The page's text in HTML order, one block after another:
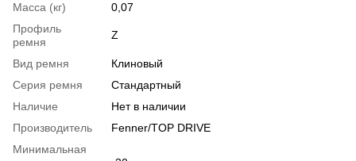
Масса (кг)
0,07
Профиль
ремня
Z
Вид ремня
Клиновый
Серия ремня
Стандартный
Наличие
Нет в наличии
Производитель
Fenner/TOP DRIVE
Минимальная